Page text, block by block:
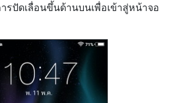
รปัดเลื่อนขึ้นด้านบนเพื่อเข้าสู่หน้าจอ